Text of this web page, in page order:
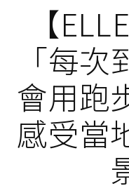
【
「每
會用跑
感受當